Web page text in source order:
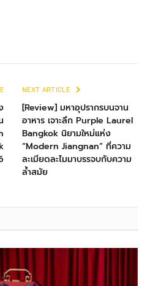
NEXT ARTICLE
[Review] มหาอุปรากรบนจาน
อาหาร เจาะลึก Purple Laurel
Bangkok นิยามใหม่แห่ง
“Modern Jiangnan” ที่ความ
ละเมียดละไมมาบรรจบกับความ
ล้ำสมัย